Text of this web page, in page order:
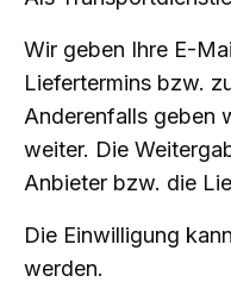
Wir geben Ihre E-
Liefertermins bzw.
Anderenfalls geben
weiter. Die
Anbieter bzw. die
Die Einwilligung
werden.